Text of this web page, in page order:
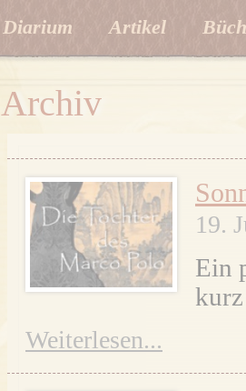
Diarium Artikel
Archiv
19.
Ein
Weiterlesen...